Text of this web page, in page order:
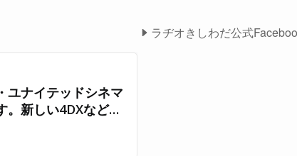
ラヂオきしわだ公式